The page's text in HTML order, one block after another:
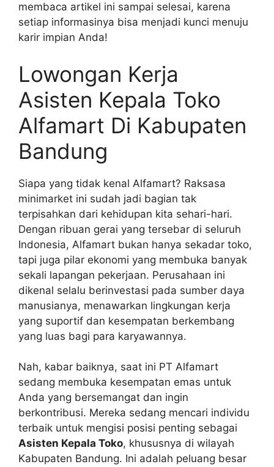
membaca artikel ini sampai selesai, karena
setiap informasinya bisa menjadi kunci menuju
karir impian Anda!
Lowongan Kerja
Asisten Kepala Toko
Alfamart Di Kabupaten
Bandung
Siapa yang tidak kenal Alfamart? Raksasa
minimarket ini sudah jadi bagian tak
terpisahkan dari kehidupan kita sehari-hari.
Dengan ribuan gerai yang tersebar di seluruh
Indonesia, Alfamart bukan hanya sekadar toko,
tapi juga pilar ekonomi yang membuka banyak
sekali lapangan pekerjaan. Perusahaan ini
dikenal selalu berinvestasi pada sumber daya
manusianya, menawarkan lingkungan kerja
yang suportif dan kesempatan berkembang
yang luas bagi para karyawannya.
Nah, kabar baiknya, saat ini PT Alfamart
sedang membuka kesempatan emas untuk
Anda yang bersemangat dan ingin
berkontribusi. Mereka sedang mencari individu
terbaik untuk mengisi posisi penting sebagai
Asisten Kepala Toko, khususnya di wilayah
Kabupaten Bandung. Ini adalah peluang besar